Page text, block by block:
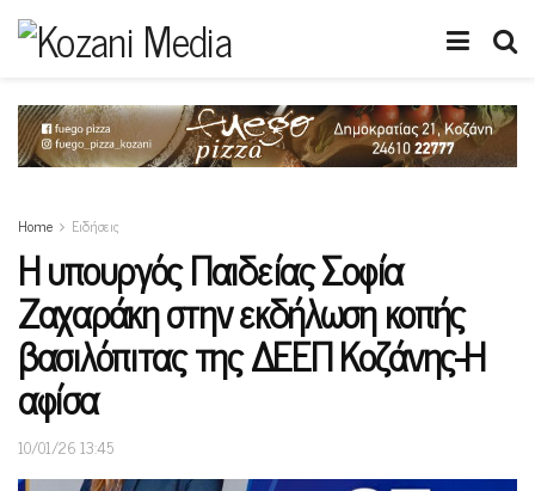
Home Ειδήσεις
Η υπουργός Παιδείας Σοφία
Ζαχαράκη στην εκδήλωση κοπής
βασιλόπιτας της ΔΕΕΠ Κοζάνης-Η
αφίσα
10/01/26 13:45